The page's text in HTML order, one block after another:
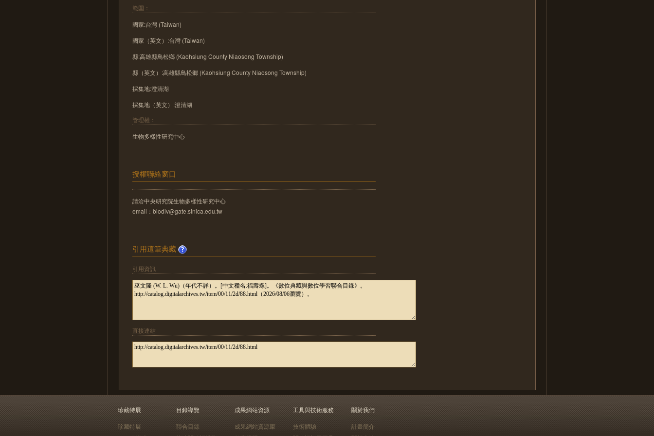
範圍：
國家:台灣 (Taiwan)
國家（英文）:台灣 (Taiwan)
縣:高雄縣鳥松鄉 (Kaohsiung County Niaosong Township)
縣（英文）:高雄縣鳥松鄉 (Kaohsiung County Niaosong Township)
採集地:澄清湖
採集地（英文）:澄清湖
管理權：
生物多樣性研究中心
授權聯絡窗口
請洽中央研究院生物多樣性研究中心
email：biodiv@gate.sinica.edu.tw
引用這筆典藏
引用資訊
直接連結
珍藏特展
珍藏特展
目錄導覽
聯合目錄
成果網站資源
成果網站資源庫
工具與技術服務
技術體驗
關於我們
計畫簡介